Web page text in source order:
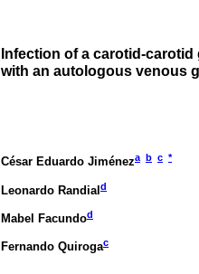
Infection of a carotid-
with an autologous venous
César Eduardo Jiméneza b c *
Leonardo Randial d
Mabel Facundod
Fernando Quirogac